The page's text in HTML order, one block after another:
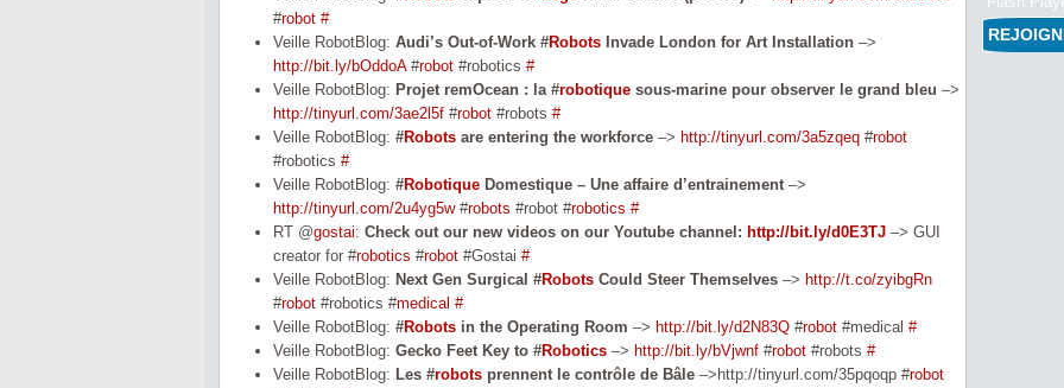
#robot #
Veille RobotBlog: Audi’s Out-of-Work #Robots Invade London for Art Installation –>
http://bit.ly/bOddoA#robot #robotics #
Veille RobotBlog: Projet remOcean : la #robotique sous-marine pour observer le grand bleu –>
http://tinyurl.com/3ae2l5f #robot #robots #
Veille RobotBlog: #Robots are entering the workforce –> http://tinyurl.com/3a5zqeq #robot
#robotics #
Veille RobotBlog: #Robotique Domestique – Une affaire d’entrainement–>
http://tinyurl.com/2u4yg5w#robots #robot #robotics #
RT @gostai: Check out our new videos on our Youtube channel: http://bit.ly/d0E3TJ –> GUI
creator for #robotics #robot #Gostai #
Veille RobotBlog: Next Gen Surgical #Robots Could Steer Themselves –> http://t.co/zyibgRn
#robot #robotics #medical #
Veille RobotBlog: #Robots in the Operating Room –> http://bit.ly/d2N83Q #robot #medical #
Veille RobotBlog: Gecko Feet Key to #Robotics –> http://bit.ly/bVjwnf #robot #robots #
Veille RobotBlog: Les #robots prennent le contrôle de Bâle –>http://tinyurl.com/35pqoqp #robot